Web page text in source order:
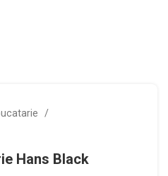
Hans Black